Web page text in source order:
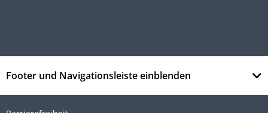
Footer und Navigationsleiste einblenden